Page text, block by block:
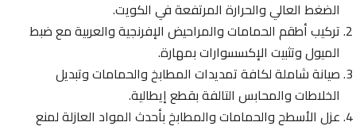
الضغط العالي والحرارة المرتفعة في الكويت.
تركيب أطقم الحمامات والمراحيض الإفرنجية والعربية مع ضبط
الميول وتثبيت الإكسسوارات بمهارة.
صيانة شاملة لكافة تمديدات المطابخ والحمامات وتبديل
الخلاطات والمحابس التالفة بقطع إيطالية.
عزل الأسطح والحمامات والمطابخ بأحدث المواد العازلة لمنع